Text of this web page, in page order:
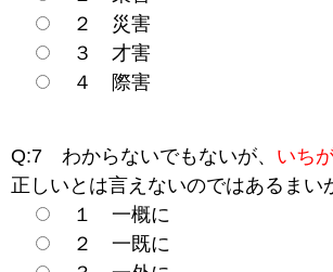
２ 災害
３ 才害
４ 際害
Q:7 わからないでもないが、 いち
正しいとは言えないのではあるまい
１ 一概に
２ 一既に